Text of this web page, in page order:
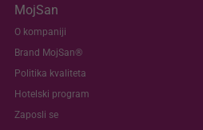
MojSan
O kompaniji
Brand MojSan®
Politika kvaliteta
Hotelski program
Zaposli se